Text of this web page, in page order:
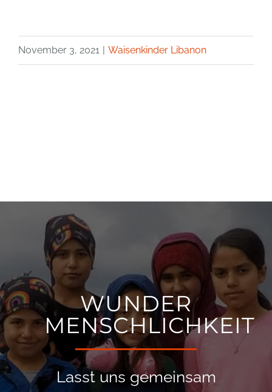
November 3, 2021 Waisenkinder Libanon
WUNDER
MENSCHLICHKEIT
Lasst uns gemeinsam